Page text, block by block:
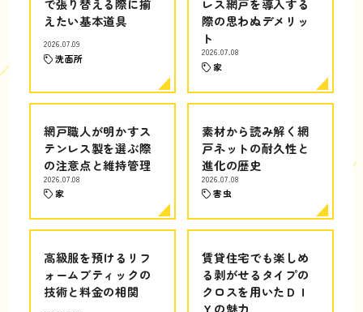
で張り替える際に揃
えたい基本道具
2026.07.09
洗面所
レス網戸を導入する
際の思わぬデメリッ
ト
2026.07.08
家
網戸職人が明かすス
テンレス製を選ぶ際
の注意点と維持管理
2026.07.08
家
素材から読み解く網
戸ネットの耐久性と
進化の歴史
2026.07.08
害虫
高級服を預けるリフ
ォームブティックの
技術と料金の相関
賃貸住宅でも楽しめ
る剥がせるタイプの
クロスを用いたＤＩ
Ｙの魅力